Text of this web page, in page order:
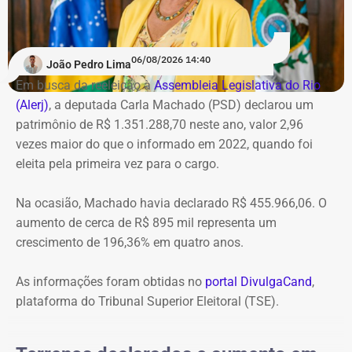
João Pedro Lima06/08/2026 14:40
Em busca da reeleição à Assembleia Legislativa do Rio
(Alerj), a deputada Carla Machado (PSD) declarou um
patrimônio de R$ 1.351.288,70 neste ano, valor 2,96
vezes maior do que o informado em 2022, quando foi
eleita pela primeira vez para o cargo.
Na ocasião, Machado havia declarado R$ 455.966,06. O
aumento de cerca de R$ 895 mil representa um
crescimento de 196,36% em quatro anos.
As informações foram obtidas no portal DivulgaCand,
plataforma do Tribunal Superior Eleitoral (TSE).